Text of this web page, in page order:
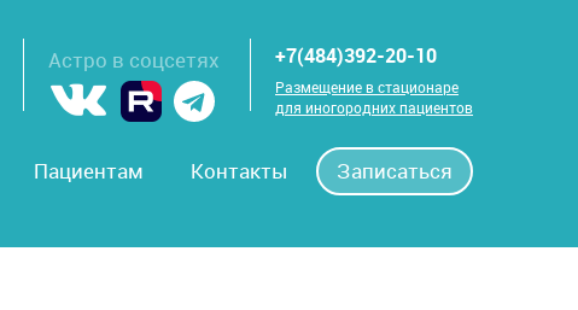
Астро в соцсетях +7(484)392-20-10
Размещение в стационаре
для иногородних пациентов
Пациентам Контакты Записаться